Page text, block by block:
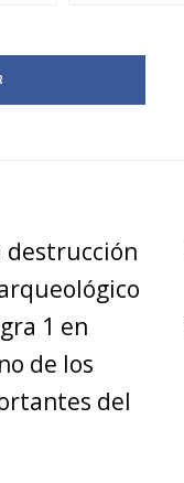
destrucción
1 en
de los
del